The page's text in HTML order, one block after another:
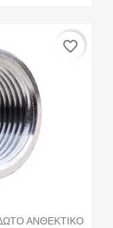
ΑΝΘΕΚΤΙΚΟ
favorite_border